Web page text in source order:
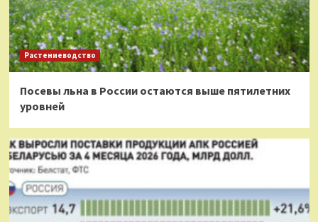
Растениеводство
Посевы льна в России остаются выше пятилетних
уровней